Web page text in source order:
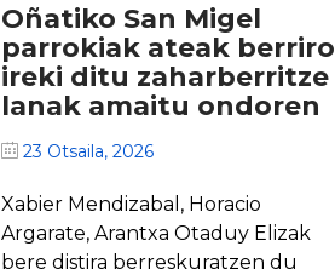
Oñatiko San Migel
parrokiak ateak berriro
ireki ditu zaharberritze
lanak amaitu ondoren
23 Otsaila, 2026
Xabier Mendizabal, Horacio
Argarate, Arantxa Otaduy Elizak
bere distira berreskuratzen du